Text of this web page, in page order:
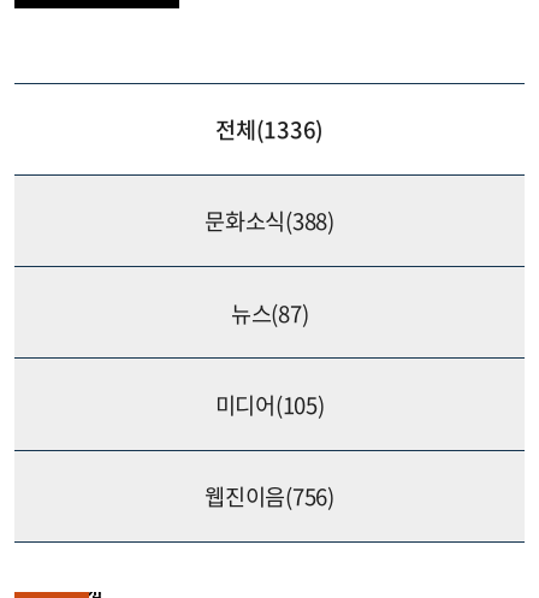
전체(1336)
문화소식(388)
뉴스(87)
미디어(105)
웹진이음(756)